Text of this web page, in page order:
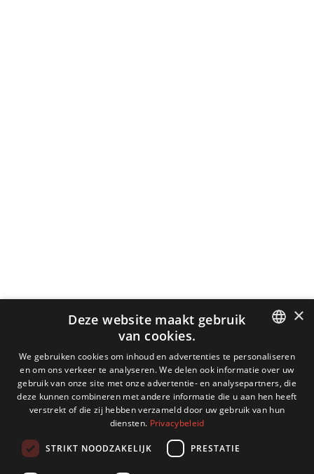
DUTCH
GERMAN
×
Deze website maakt gebruik
van cookies.
We gebruiken cookies om inhoud en advertenties te personaliseren
en om ons verkeer te analyseren. We delen ook informatie over uw
gebruik van onze site met onze advertentie- en analysepartners, die
deze kunnen combineren met andere informatie die u aan hen heeft
verstrekt of die zij hebben verzameld door uw gebruik van hun
diensten. Privacybeleid
STRIKT NOODZAKELIJK PRESTATIE